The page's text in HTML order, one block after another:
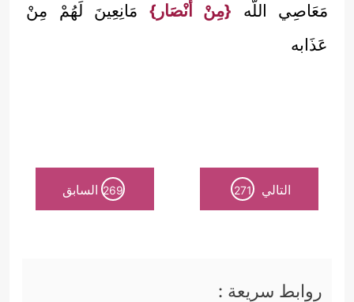
مَعَاصِي اللَّه {مِنْ أَنْصَار} مَانِعِينَ لَهُمْ مِنْ
عَذَابه
التالي 271
269 السابق
روابط سريعة :